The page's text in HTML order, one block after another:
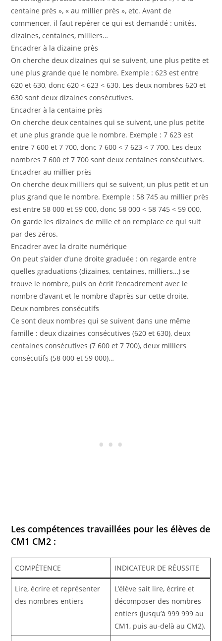
centaine près », « au millier près », etc. Avant de
commencer, il faut repérer ce qui est demandé : unités,
dizaines, centaines, milliers…
Encadrer à la dizaine près
On cherche deux dizaines qui se suivent, une plus petite et
une plus grande que le nombre. Exemple : 623 est entre
620 et 630, donc 620 < 623 < 630. Les deux nombres 620 et
630 sont deux dizaines consécutives.
Encadrer à la centaine près
On cherche deux centaines qui se suivent, une plus petite
et une plus grande que le nombre. Exemple : 7 623 est
entre 7 600 et 7 700, donc 7 600 < 7 623 < 7 700. Les deux
nombres 7 600 et 7 700 sont deux centaines consécutives.
Encadrer au millier près
On cherche deux milliers qui se suivent, un plus petit et un
plus grand que le nombre. Exemple : 58 745 au millier près
est entre 58 000 et 59 000, donc 58 000 < 58 745 < 59 000.
On garde les dizaines de mille et on remplace ce qui suit
par des zéros.
Encadrer avec la droite numérique
On peut s’aider d’une droite graduée : on regarde entre
quelles graduations (dizaines, centaines, milliers…) se
trouve le nombre, puis on écrit l’encadrement avec le
nombre d’avant et le nombre d’après sur cette droite.
Deux nombres consécutifs
Ce sont deux nombres qui se suivent dans une même
famille : deux dizaines consécutives (620 et 630), deux
centaines consécutives (7 600 et 7 700), deux milliers
consécutifs (58 000 et 59 000)…
Les compétences travaillées pour les élèves de
CM1 CM2 :
COMPÉTENCE INDICATEUR DE RÉUSSITE
Lire, écrire et représenter
des nombres entiers
L’élève sait lire, écrire et
décomposer des nombres
entiers (jusqu’à 999 999 au
CM1, puis au-delà au CM2).